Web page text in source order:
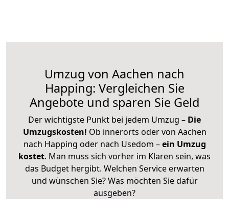
Umzug von Aachen nach
Happing: Vergleichen Sie
Angebote und sparen Sie Geld
Der wichtigste Punkt bei jedem Umzug – Die
Umzugskosten! Ob innerorts oder von Aachen
nach Happing oder nach Usedom –ein Umzug
kostet. Man muss sich vorher im Klaren sein, was
das Budget hergibt. Welchen Service erwarten
und wünschen Sie? Was möchten Sie dafür
ausgeben?